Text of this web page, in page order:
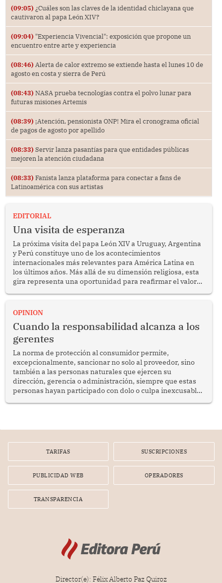
(09:05) ¿Cuáles son las claves de la identidad chiclayana que
cautivaron al papa León XIV?
(09:04) "Experiencia Vivencial": exposición que propone un
encuentro entre arte y experiencia
(08:46) Alerta de calor extremo se extiende hasta el lunes 10 de
agosto en costa y sierra de Perú
(08:43) NASA prueba tecnologías contra el polvo lunar para
futuras misiones Artemis
(08:39) ¡Atención, pensionista ONP! Mira el cronograma oficial
de pagos de agosto por apellido
(08:33) Servir lanza pasantías para que entidades públicas
mejoren la atención ciudadana
(08:33) Fanista lanza plataforma para conectar a fans de
Latinoamérica con sus artistas
EDITORIAL
Una visita de esperanza
La próxima visita del papa León XIV a Uruguay, Argentina
y Perú constituye uno de los acontecimientos
internacionales más relevantes para América Latina en
los últimos años. Más allá de su dimensión religiosa, esta
gira representa una oportunidad para reafirmar el valor
enfrenta desafíos en materia de desarrollo, cohesión
OPINION
Cuando la responsabilidad alcanza a los
gerentes
La norma de protección al consumidor permite,
excepcionalmente, sancionar no solo al proveedor, sino
también a las personas naturales que ejercen su
dirección, gerencia o administración, siempre que estas
personas hayan participado con dolo o culpa inexcusable
por la frustrada realización de un meet and greet con
TARIFAS SUSCRIPCIONES
PUBLICIDAD WEB OPERADORES
TRANSPARENCIA
Director(e): Félix Alberto Paz Quiroz